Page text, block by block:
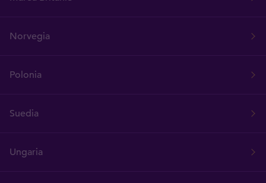
Norvegia
Polonia
Suedia
Ungaria